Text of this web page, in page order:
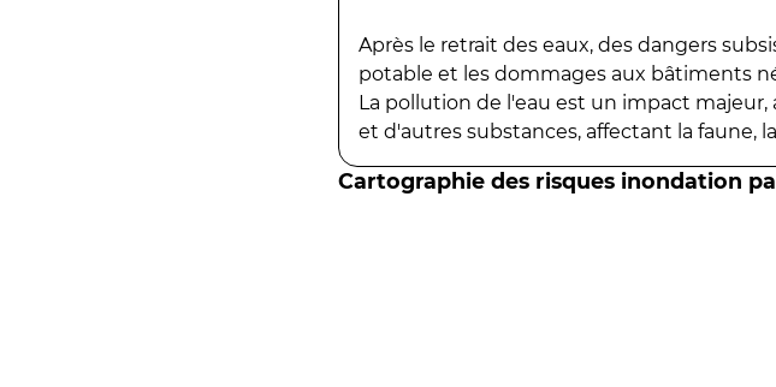
Après le retrait des eaux, des dangers
potable et les dommages aux bâtiments
La pollution de l'eau est un impact
et d'autres substances, affectant la faune,
Cartographie des risques inondation